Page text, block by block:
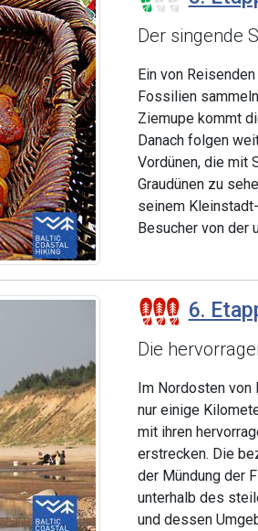
Der singende
Ein von
Fossilien
Ziemupe kommt
Danach folgen
Vordünen, die mit
Graudünen zu
seinem
Besucher von der
6.
Die
Im Nordosten von
nur einige
mit ihren
erstrecken. Die
der Mündung der
unterhalb des
und dessen